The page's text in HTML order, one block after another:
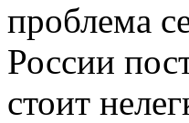
проблема
России
стоит